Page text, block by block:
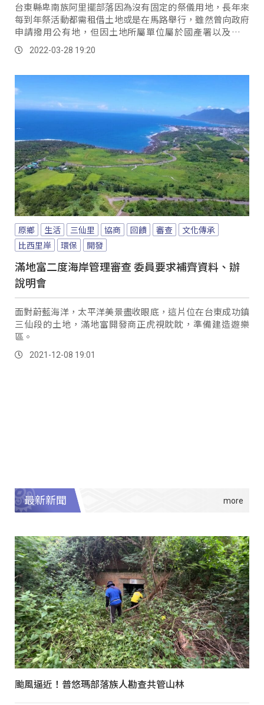
台東縣卑南族阿里擺部落因為沒有固定的祭儀用地，長年來
每到年祭活動都需租借土地或是在馬路舉行，雖然曾向政府
申請撥用公有地，但因土地所屬單位屬於國產署以及台鐵
局，導致土地遲遲無法撥用，但經過民意代表多方協...。
2022-03-28 19:20
原鄉 生活 三仙里 協商 回饋 審查
文化傳承
比西里岸
環保 開發
滿地富二度海岸管理審查 委員要求補齊資料、辦
說明會
面對蔚藍海洋，太平洋美景盡收眼底，這片位在台東成功鎮
三仙段的土地，滿地富開發商正虎視眈眈，準備建造遊樂
區。
2021-12-08 19:01
最新新聞
颱風逼近！普悠瑪部落族人勘查共管山林